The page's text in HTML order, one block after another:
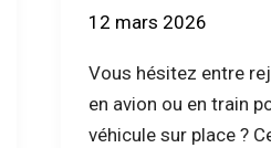
12 mars 2026
Vous hésitez entre
en avion ou en train
véhicule sur place ?
dans